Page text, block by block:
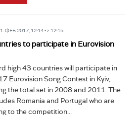
ФЕБ 2017, 12:14 -> 12:15
to participate in Eurovision
high 43 countries will participate in
Eurovision Song Contest in Kyiv,
the total set in 2008 and 2011. The
Romania and Portugal who are
to the competition...